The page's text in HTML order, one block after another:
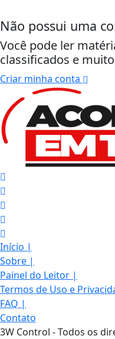
Não possui uma
Você pode ler
classificados e
Criar minha conta
Início |
Sobre |
Painel do Leitor |
Termos de Uso e
FAQ |
Contato
3W Control - Todos os